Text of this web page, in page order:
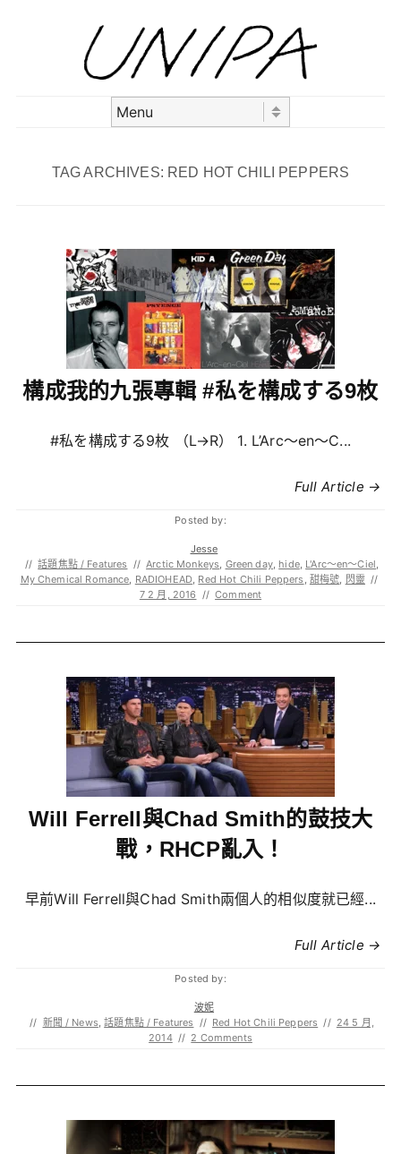
TAG ARCHIVES: RED HOT CHILI PEPPERS
構成我的九張專輯 #私を構成する9枚
#私を構成する9枚 （L→R） 1. L’Arc〜en〜C...
Full Article →
Posted by:
Jesse
// 話題焦點 / Features // Arctic Monkeys, Green day, hide, L'Arc〜en〜Ciel,
My Chemical Romance, RADIOHEAD, Red Hot Chili Peppers , 甜梅號, 閃靈 //
7 2 月, 2016 // Comment
Will Ferrell與Chad Smith的鼓技大
戰，RHCP亂入！
早前Will Ferrell與Chad Smith兩個人的相似度就已經...
Full Article →
Posted by:
波妮
// 新聞 / News,話題焦點 / Features // Red Hot Chili Peppers // 24 5 月,
2014 // 2 Comments